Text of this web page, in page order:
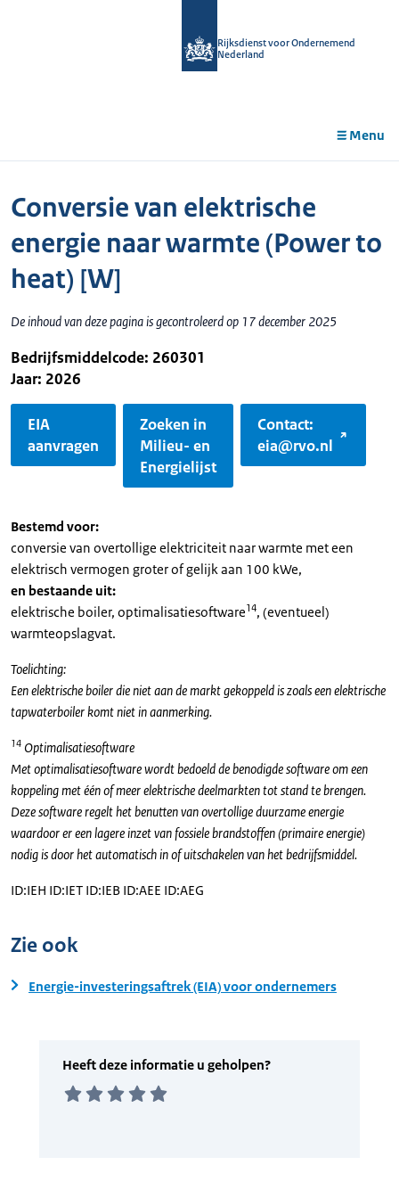
Rijksdienst voor Ondernemend
Nederland
Menu
Conversie van elektrische
energie naar warmte (Power to
heat) [W]
De inhoud van deze pagina is gecontroleerd op 17 december 2025
Bedrijfsmiddelcode: 260301
Jaar: 2026
EIA
aanvragen
Zoeken in
Milieu- en
Energielijst
Contact:
eia@rvo.nl
Bestemd voor:
conversie van overtollige elektriciteit naar warmte met een
elektrisch vermogen groter of gelijk aan 100 kWe,
en bestaande uit:
elektrische boiler, optimalisatiesoftware14, (eventueel)
warmteopslagvat.
Toelichting:
Een elektrische boiler die niet aan de markt gekoppeld is zoals een elektrische
tapwaterboiler komt niet in aanmerking.
14 Optimalisatiesoftware
Met optimalisatiesoftware wordt bedoeld de benodigde software om een
koppeling met één of meer elektrische deelmarkten tot stand te brengen.
Deze software regelt het benutten van overtollige duurzame energie
waardoor er een lagere inzet van fossiele brandstoffen (primaire energie)
nodig is door het automatisch in of uitschakelen van het bedrijfsmiddel.
ID:IEH ID:IET ID:IEB ID:AEE ID:AEG
Zie ook
Energie-investeringsaftrek (EIA) voor ondernemers